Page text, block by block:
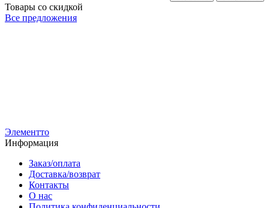
Товары со скидкой
Все предложения
Элементто
Информация
Заказ/оплата
Доставка/возврат
Контакты
О нас